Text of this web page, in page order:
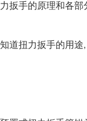
力扳手的原理和各部
知道扭力扳手的用途,